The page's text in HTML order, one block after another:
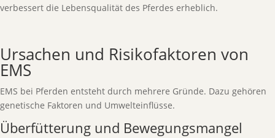
verbessert die Lebensqualität des Pferdes erheblich.
Ursachen und Risikofaktoren von
EMS
EMS bei Pferden entsteht durch mehrere Gründe. Dazu gehören
genetische Faktoren und Umwelteinflüsse.
Überfütterung und Bewegungsmangel